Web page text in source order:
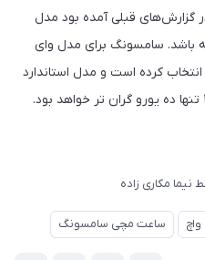
گزارش‌های قبلی آمده بود مدل
داشته باشد. سامسونگ برای مدل وای
قیمت 430 یورو را انتخاب کرده است و مدل استاندارد
نیما مکاری زاده
ساعت مچی سامسونگ